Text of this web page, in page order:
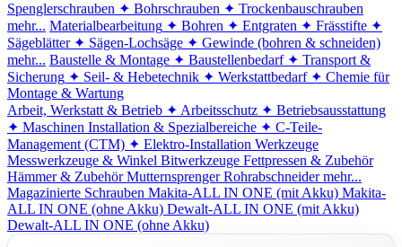
Spenglerschrauben ✦ Bohrschrauben ✦ Trockenbauschrauben
mehr... Materialbearbeitung ✦ Bohren ✦ Entgraten ✦ Frässtifte ✦
Sägeblätter ✦ Sägen-Lochsäge ✦ Gewinde (bohren & schneiden)
mehr... Baustelle & Montage ✦ Baustellenbedarf ✦ Transport &
Sicherung ✦ Seil- & Hebetechnik ✦ Werkstattbedarf ✦ Chemie für
Montage & Wartung
Arbeit, Werkstatt & Betrieb ✦ Arbeitsschutz ✦ Betriebsausstattung
✦ Maschinen Installation & Spezialbereiche ✦ C-Teile-
Management (CTM) ✦ Elektro-Installation Werkzeuge
Messwerkzeuge & Winkel Bitwerkzeuge Fettpressen & Zubehör
Hämmer & Zubehör Mutternsprenger Rohrabschneider mehr...
Magazinierte Schrauben Makita-ALL IN ONE (mit Akku) Makita-
ALL IN ONE (ohne Akku) Dewalt-ALL IN ONE (mit Akku)
Dewalt-ALL IN ONE (ohne Akku)